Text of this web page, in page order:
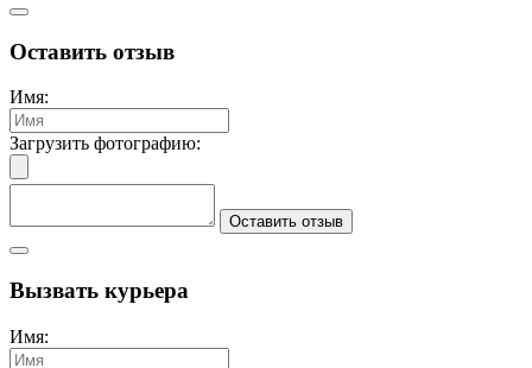
Оставить отзыв
Имя:
Загрузить фотографию:
Оставить отзыв
Вызвать курьера
Имя: